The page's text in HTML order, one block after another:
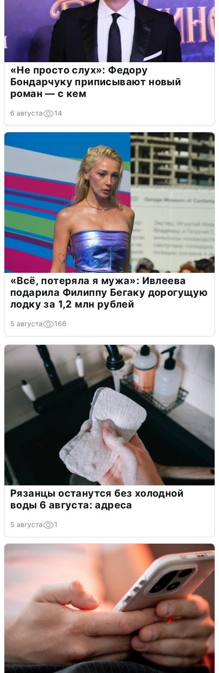
«Не просто слух»: Федору
Бондарчуку приписывают новый
роман — с кем
6 августа 14
«Всё, потеряла я мужа»: Ивлеева
подарила Филиппу Бегаку дорогущую
лодку за 1,2 млн рублей
5 августа 166
Рязанцы останутся без холодной
воды 6 августа: адреса
5 августа 1